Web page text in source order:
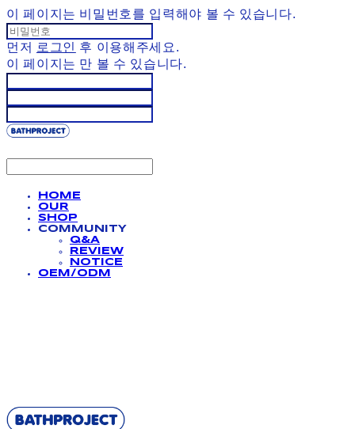
이 페이지는 비밀번호를 입력해야 볼 수 있습니다.
먼저 로그인 후 이용해주세요.
이 페이지는 만 볼 수 있습니다.
HOME
OUR
SHOP
COMMUNITY
Q&A
REVIEW
NOTICE
OEM/ODM